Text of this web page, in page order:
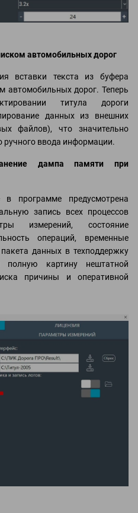
автомобильных дорог
вставки текста из буфера
автомобильных дорог. Теперь
титула дороги
данных из внешних
файлов), что значительно
ручного ввода информации.
дампа памяти при
программе предусмотрена
запись всех процессов
измерений, состояние
операций, временные
данных в техподдержку
картину нештатной
причины и оперативной